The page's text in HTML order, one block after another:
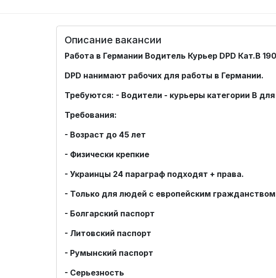
Описание вакансии
Работа в Германии Водитель Курьер DPD Кат.В
DPD нанимают рабочих для работы в Германии.
Требуются: - Водители - курьеры категории В
Требования:
- Возраст до 45 лет
- Физически крепкие
- Украинцы 24 параграф подходят + права.
- Только для людей с европейским
- Болгарский паспорт
- Литовский паспорт
- Румынский паспорт
- Серьезность